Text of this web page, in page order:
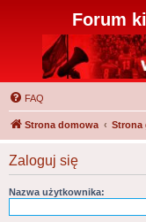
Forum
FAQ
Strona domowa Strona
Zaloguj się
Nazwa użytkownika: